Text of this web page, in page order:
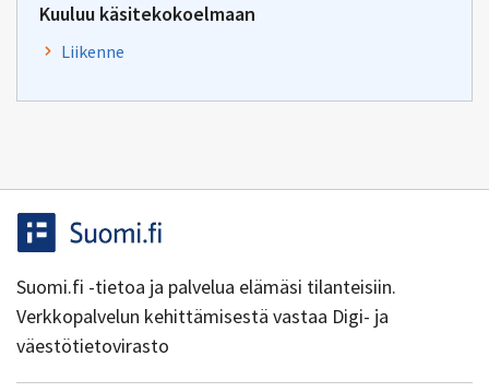
Kuuluu käsitekokoelmaan
Liikenne
Suomi.fi -tietoa ja palvelua elämäsi tilanteisiin.
Verkkopalvelun kehittämisestä vastaa Digi- ja
väestötietovirasto